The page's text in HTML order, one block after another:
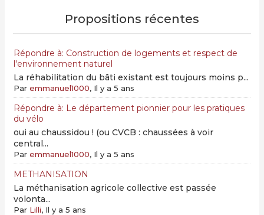
Propositions récentes
Répondre à: Construction de logements et respect de
l'environnement naturel
La réhabilitation du bâti existant est toujours moins p...
Paremmanuel1000, Il y a 5 ans
Répondre à: Le département pionnier pour les pratiques
du vélo
oui au chaussidou ! (ou CVCB : chaussées à voir
central...
Paremmanuel1000, Il y a 5 ans
METHANISATION
La méthanisation agricole collective est passée
volonta...
Par Lilli, Il y a 5 ans